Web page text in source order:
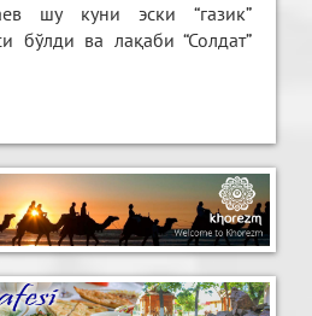
шу куни эски “газик”
бўлди ва лақаби “Солдат”